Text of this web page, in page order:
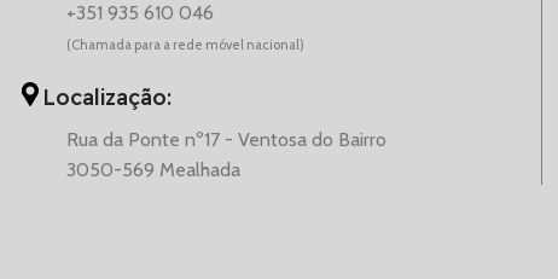
+351 935 610 046
(Chamada para a rede móvel nacional)
Localização:
Rua da Ponte nº17 - Ventosa do Bairro
3050-569 Mealhada